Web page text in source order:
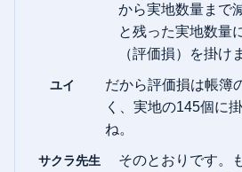
から実地数量まで
と残った実地数量
（評価損）を掛け
ユイ
だから評価損は帳簿
く、実地の145個に
ね。
サクラ先生
そのとおりです。